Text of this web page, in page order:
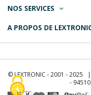
NOS SERVICES
A PROPOS DE
© LEXTRONIC - 2001 -
-